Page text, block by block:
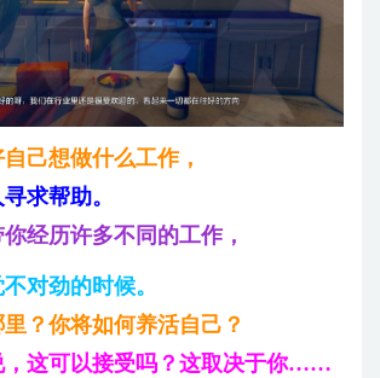
己想做什么工作，
求帮助。
经历许多不同的工作，
对劲的时候。
？你将如何养活自己？
，这可以接受吗？这取决于你……